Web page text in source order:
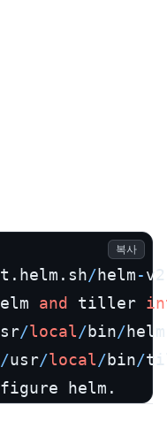
/helm-v2
and tiller
/local/bin/helm
/usr/local/bin/
helm.
복사